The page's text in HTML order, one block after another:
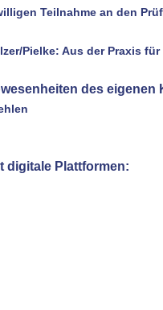
Teilnahme an den
Pielke: Aus der Praxis für
des eigenen
digitale Plattformen: